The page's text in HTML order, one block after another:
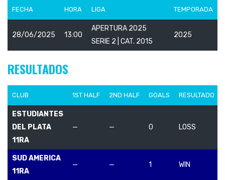
FECHA HORA LIGA TEMPORADA
28/06/2025 13:00
APERTURA 2025
SERIE 2 | CAT. 2015
2025
RESULTADOS
CLUB 1ST HALF 2ND HALF GOALS RESULTADO
ESTUDIANTES
DEL PLATA
11RA
— — 0 LOSS
SUD AMERICA
11RA
— — 1 WIN